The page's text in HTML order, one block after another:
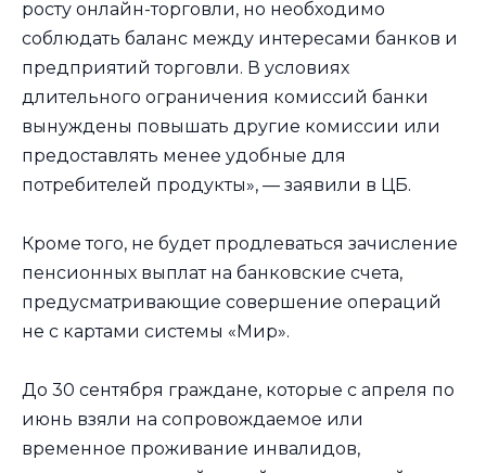
росту онлайн-торговли, но необходимо
соблюдать баланс между интересами банков и
предприятий торговли. В условиях
длительного ограничения комиссий банки
вынуждены повышать другие комиссии или
предоставлять менее удобные для
потребителей продукты», — заявили в ЦБ.
Кроме того, не будет продлеваться зачисление
пенсионных выплат на банковские счета,
предусматривающие совершение операций
не с картами системы «Мир».
До 30 сентября граждане, которые с апреля по
июнь взяли на сопровождаемое или
временное проживание инвалидов,